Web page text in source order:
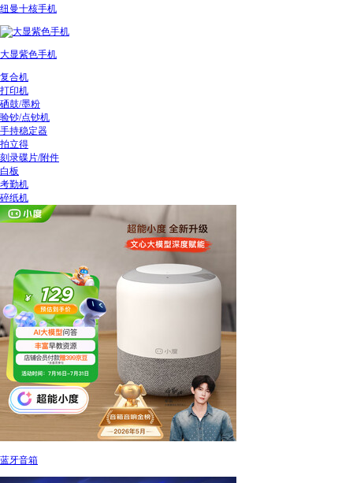
纽曼十核手机
大显紫色手机
复合机
打印机
硒鼓/墨粉
验钞/点钞机
手持稳定器
拍立得
刻录碟片/附件
白板
考勤机
碎纸机
蓝牙音箱